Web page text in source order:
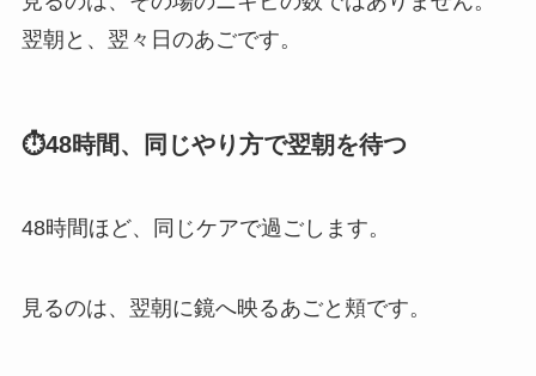
翌朝と、翌々日のあごです。
⏱48時間、同じやり方で翌朝を待つ
48時間ほど、同じケアで過ごします。
見るのは、翌朝に鏡へ映るあごと頬です。